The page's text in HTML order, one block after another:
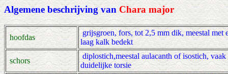
Algemene beschrijving vanChara major
hoofdas
grijsgroen, fors, tot 2,5 mm dik, meestal met
laag kalk bedekt
schors
diplostich,meestal aulacanth of isostich, vaak
duidelijke torsie